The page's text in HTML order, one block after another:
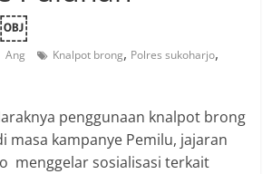
Ang Knalpot brong, Polres sukoharjo,
penggunaan knalpot brong
masa kampanye Pemilu, jajaran
menggelar sosialisasi terkait